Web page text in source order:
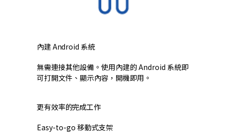
內建 Android 系統
無需連接其他設備。使用內建的 Android 系統即
可打開文件、顯示內容，開機即用。
更有效率的完成工作
Easy-to-go 移動式支架